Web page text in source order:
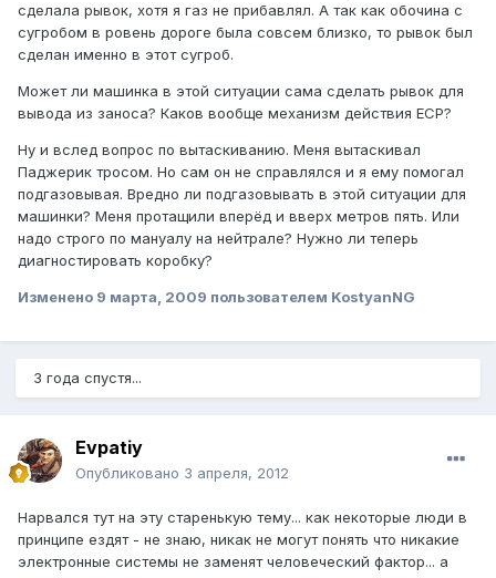
сделала рывок, хотя я газ не прибавлял. А так как обочина с
сугробом в ровень дороге была совсем близко, то рывок был
сделан именно в этот сугроб.
Может ли машинка в этой ситуации сама сделать рывок для
вывода из заноса? Каков вообще механизм действия ЕСР?
Ну и вслед вопрос по вытаскиванию. Меня вытаскивал
Паджерик тросом. Но сам он не справлялся и я ему помогал
подгазовывая. Вредно ли подгазовывать в этой ситуации для
машинки? Меня протащили вперёд и вверх метров пять. Или
надо строго по мануалу на нейтрале? Нужно ли теперь
диагностировать коробку?
Изменено 9 марта, 2009 пользователем KostyanNG
3 года спустя...
Evpatiy
Опубликовано 3 апреля, 2012
Нарвался тут на эту старенькую тему... как некоторые люди в
принципе ездят - не знаю, никак не могут понять что никакие
электронные системы не заменят человеческий фактор... а